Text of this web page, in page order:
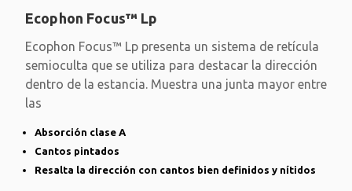
Ecophon Focus™ Lp
Ecophon Focus™ Lp presenta un sistema de retícula
semioculta que se utiliza para destacar la dirección
dentro de la estancia. Muestra una junta mayor entre
las
Absorción clase A
Cantos pintados
Resalta la dirección con cantos bien definidos y nítidos